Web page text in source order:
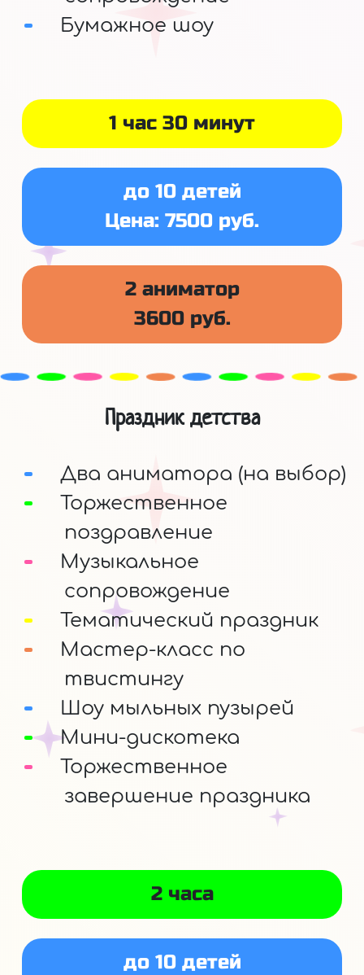
1 час 30 минут
до 10 детей
Цена: 7500 руб.
2 аниматор
3600 руб.
Бумажное шоу
Праздник детства
Два аниматора (на выбор)
Торжественное
поздравление
Музыкальное
сопровождение
Тематический праздник
Мастер-класс по
твистингу
Шоу мыльных пузырей
Мини-дискотека
Торжественное
завершение праздника
2 часа
до 10 детей